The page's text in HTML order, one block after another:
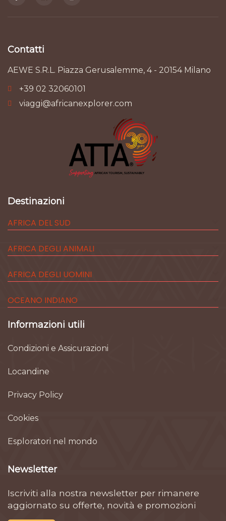
Contatti
AEWE S.R.L. Piazza Gerusalemme, 4 - 20154 Milano
+39 02 32060101
viaggi@africanexplorer.com
Destinazioni
AFRICA DEL SUD
AFRICA DEGLI ANIMALI
AFRICA DEGLI UOMINI
OCEANO INDIANO
Informazioni utili
Condizioni e Assicurazioni
Locandine
Privacy Policy
Cookies
Esploratori nel mondo
Newsletter
Iscriviti alla nostra newsletter per rimanere
aggiornato su offerte, novità e promozioni